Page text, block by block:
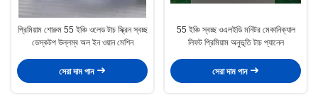
প্রিমিয়াম শোরুম 55 ইঞ্চি ওলেড টাচ স্ক্রিন স্বচ্ছ
ডেস্কটপ উল্লম্ব অল ইন ওয়ান মেশিন
সেরা দাম পান
55 ইঞ্চি স্বচ্ছ ওএলইডি মনিটর মেকানিক্যাল
লিফট প্রিমিয়াম অনুভূতি টাচ প্যানেল
সেরা দাম পান